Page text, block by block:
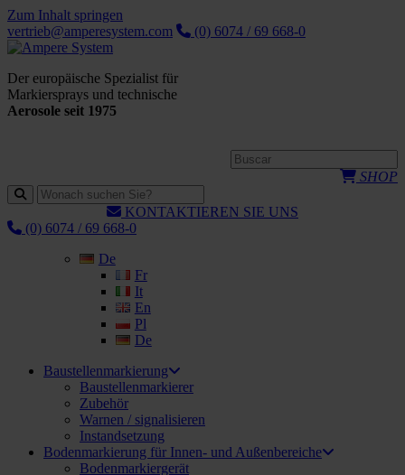
Zum Inhalt springen
vertrieb@amperesystem.com
(0) 6074 / 69 668-0
Der europäische Spezialist für
Markiersprays und technische
Aerosole seit 1975
SHOP
KONTAKTIEREN SIE UNS
(0) 6074 / 69 668-0
De
Fr
It
En
Pl
De
Baustellenmarkierung
Baustellenmarkierer
Zubehör
Warnen / signalisieren
Instandsetzung
Bodenmarkierung für Innen- und Außenbereiche
Bodenmarkiergerät